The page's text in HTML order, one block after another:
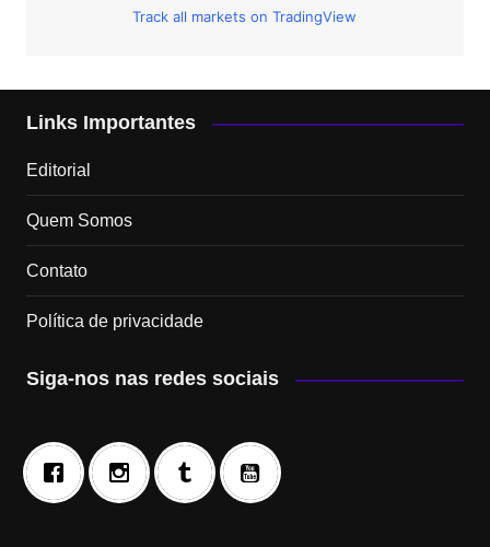
Track all markets on TradingView
Links Importantes
Editorial
Quem Somos
Contato
Política de privacidade
Siga-nos nas redes sociais